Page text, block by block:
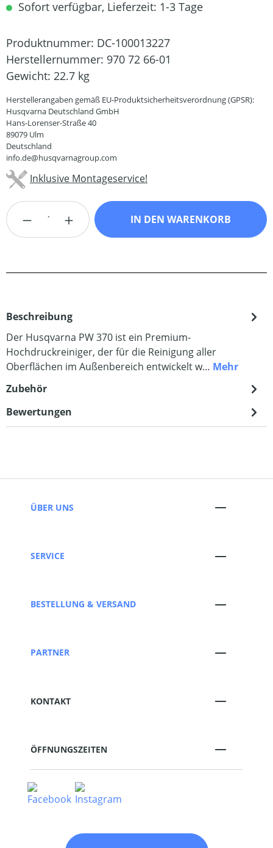
Sofort verfügbar, Lieferzeit: 1-3 Tage
Produktnummer: DC-100013227
Herstellernummer: 970 72 66-01
Gewicht: 22.7 kg
Herstellerangaben gemäß EU-Produktsicherheitsverordnung (GPSR):
Husqvarna Deutschland GmbH
Hans-Lorenser-Straße 40
89079 Ulm
Deutschland
info.de@husqvarnagroup.com
Inklusive Montageservice!
Produkt Anzahl: Gib den gewünschten
IN DEN WARENKORB
Beschreibung
Der Husqvarna PW 370 ist ein Premium-
Hochdruckreiniger, der für die Reinigung aller
Oberflächen im Außenbereich entwickelt w… Mehr
Zubehör
Bewertungen
ÜBER UNS
SERVICE
BESTELLUNG & VERSAND
PARTNER
KONTAKT
ÖFFNUNGSZEITEN